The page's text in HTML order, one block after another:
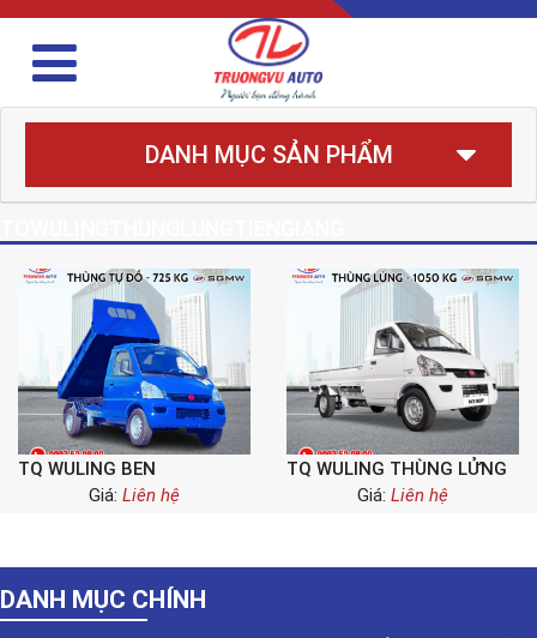
DANH MỤC SẢN PHẨM
TQ WULING BEN
Giá: Liên hệ
TQ WULING THÙNG LỬNG
Giá: Liên hệ
DANH MỤC CHÍNH